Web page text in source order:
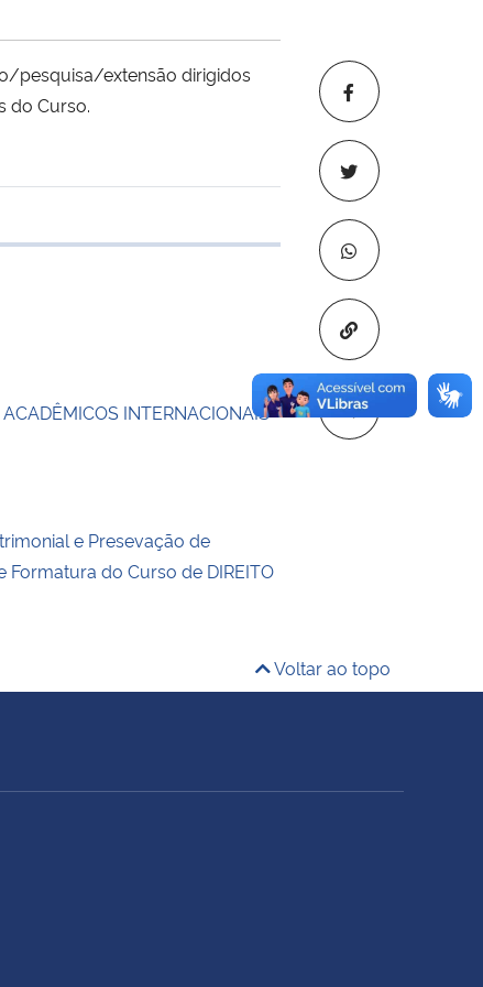
Copiar para
pesquisa/extensão dirigidos
do Curso.
INTERNACIONAIS
e Presevação de
Formatura do Curso de DIREITO
Voltar ao topo